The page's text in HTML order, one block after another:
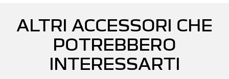
ALTRI ACCESSORI CHE
POTREBBERO
INTERESSARTI